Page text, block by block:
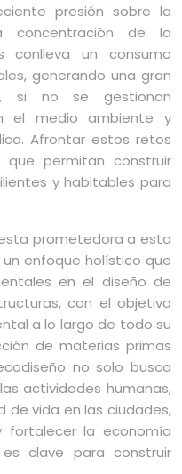
presión sobre la
concentración de la
conlleva un consumo
generando una gran
si no se gestionan
el medio ambiente y
Afrontar estos retos
que permitan construir
y habitables para
prometedora a esta
enfoque holístico que
en el diseño de
con el objetivo
a lo largo de todo su
de materias primas
no solo busca
actividades humanas,
de vida en las ciudades,
fortalecer la economía
clave para construir